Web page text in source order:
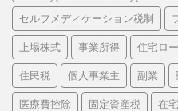
セルフメディケーション税制
上場株式 事業所得 住宅ロ
住民税 個人事業主 副業
医療費控除 固定資産税 在